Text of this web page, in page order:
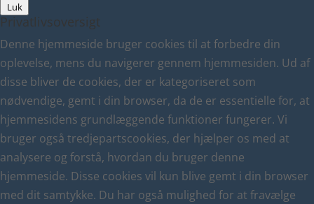
Luk
Privatlivsoversigt
Denne hjemmeside bruger cookies til at forbedre din
oplevelse, mens du navigerer gennem hjemmesiden. Ud af
disse bliver de cookies, der er kategoriseret som
nødvendige, gemt i din browser, da de er essentielle for, at
hjemmesidens grundlæggende funktioner fungerer. Vi
bruger også tredjepartscookies, der hjælper os med at
analysere og forstå, hvordan du bruger denne
hjemmeside. Disse cookies vil kun blive gemt i din browser
med dit samtykke. Du har også mulighed for at fravælge